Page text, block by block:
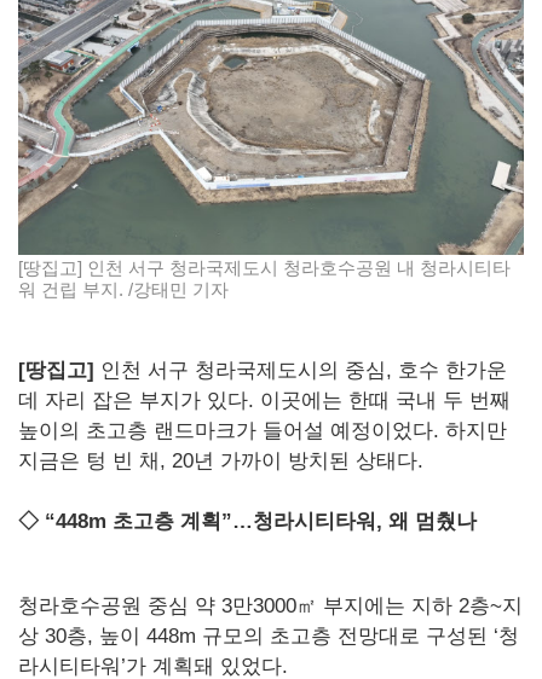
[땅집고] 인천 서구 청라국제도시 청라호수공원 내 청라시티타
워 건립 부지. /강태민 기자
[땅집고] 인천 서구 청라국제도시의 중심, 호수 한가운
데 자리 잡은 부지가 있다. 이곳에는 한때 국내 두 번째
높이의 초고층 랜드마크가 들어설 예정이었다. 하지만
지금은 텅 빈 채, 20년 가까이 방치된 상태다.
◇ “448m 초고층 계획”…청라시티타워, 왜 멈췄나
청라호수공원 중심 약 3만3000㎡ 부지에는 지하 2층~지
상 30층, 높이 448m 규모의 초고층 전망대로 구성된 ‘청
라시티타워’가 계획돼 있었다.